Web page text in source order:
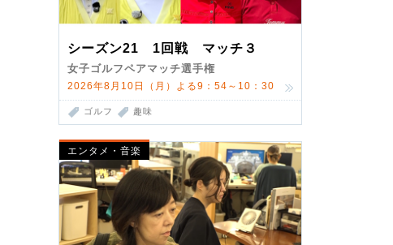
シーズン21 1回戦 マッチ３
女子ゴルフペアマッチ選手権
2026年8月10日（月）よる9：54～10：30
ゴルフ 趣味
エンタメ・音楽